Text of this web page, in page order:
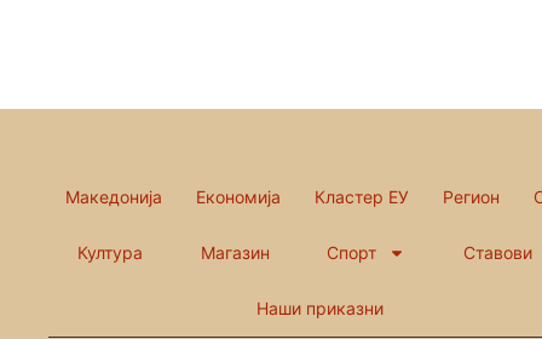
Македонија Економија Кластер ЕУ Регион
Култура Магазин Спорт Ставови
Наши приказни